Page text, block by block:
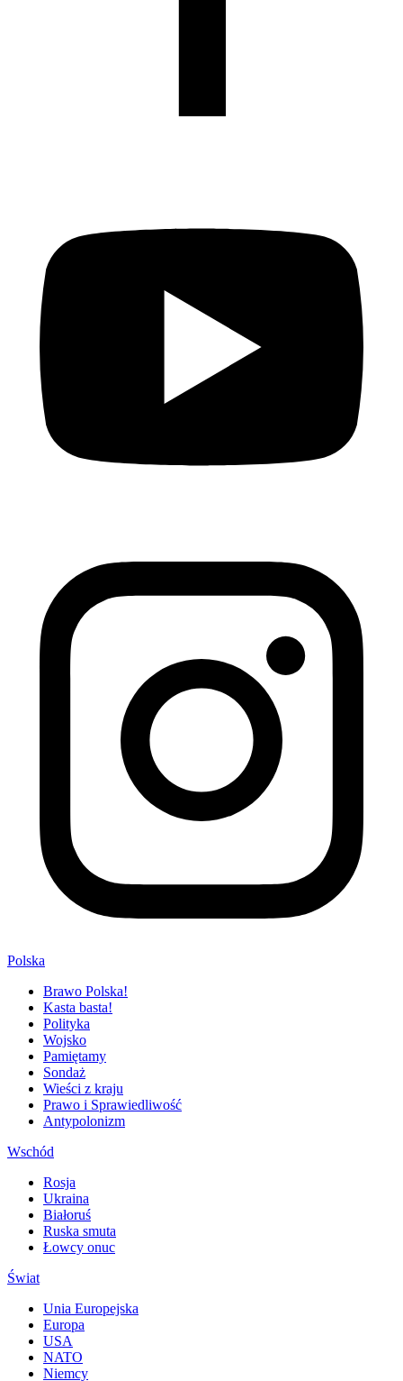
Polska
Brawo Polska!
Kasta basta!
Polityka
Wojsko
Pamiętamy
Sondaż
Wieści z kraju
Prawo i Sprawiedliwość
Antypolonizm
Wschód
Rosja
Ukraina
Białoruś
Ruska smuta
Łowcy onuc
Świat
Unia Europejska
Europa
USA
NATO
Niemcy